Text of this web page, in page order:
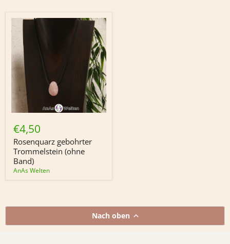
Rosenquarz
gebohrter
Trommelstein
(ohne
Band)
€4,50
Rosenquarz gebohrter
Trommelstein (ohne
Band)
AnAs Welten
Nach oben